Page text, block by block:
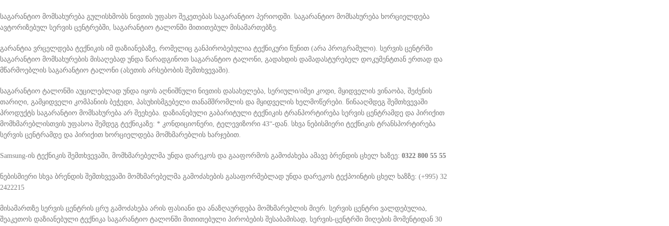
საგარანტიო მომსახურება გულისხმობს ნივთის უფასო შეკეთებას საგარანტიო პერიოდში. საგარანტიო მომსახურება ხორციელდება
ავტორიზებულ სერვის ცენტრებში, საგარანტიო ტალონში მითითებულ მისამართებზე.
გარანტია ვრცელდება ტექნიკის იმ დაზიანებაზე, რომელიც განპირობებულია ტექნიკური წუნით (არა პროგრამული). სერვის ცენტრში
საგარანტიო მომსახურების მისაღებად უნდა წარადგინოთ საგარანტიო ტალონი, გადახდის დამადასტურებელ დოკუმენტთან ერთად და
მწარმოებლის საგარანტიო ტალონი (ასეთის არსებობის შემთხვევაში).
საგარანტიო ტალონში აუცილებლად უნდა იყოს აღნიშნული ნივთის დასახელება, სერიული/იმეი კოდი, მყიდველის ვინაობა, შეძენის
თარიღი, გამყიდველი კომპანიის ბეჭედი, პასუხისმგებელი თანამშრომლის და მყიდველის ხელმოწერები. წინააღმდეგ შემთხვევაში
პროდუქტს საგარანტიო მომსახურება არ შეეხება. დაზიანებული გაბარიტული ტექნიკის ტრანპორტირება სერვის ცენტრამდე და პირიქით
მომხმარებლისთვის უფასოა შემდეგ ტექნიკაზე: * კონდიციონერი, ტელევიზორი 43“-დან. სხვა ნებისმიერი ტექნიკის ტრანსპორტირება
სერვის ცენტრამდე და პირიქით ხორციელდება მომხმარებლის ხარჯებით.
Samsung-ის ტექნიკის შემთხვევაში, მომხმარებელმა უნდა დარეკოს და გააფორმოს გამოძახება ამავე ბრენდის ცხელ ხაზეე: 0322 800 55 55
ნებისმიერი სხვა ბრენდის შემთხვევაში მომხმარებელმა გამოძახების გასაფორმებლად უნდა დარეკოს ტექპოინტის ცხელ ხაზზე: (+995) 32
2422215
მისამართზე სერვის ცენტრის ცრუ გამოძახება არის ფასიანი და ანაზღაურდება მომხმარებლის მიერ. სერვის ცენტრი ვალდებულია,
შეაკეთოს დაზიანებული ტექნიკა საგარანტიო ტალონში მითითებული პირობების შესაბამისად, სერვის-ცენტრში მიღების მომენტიდან 30